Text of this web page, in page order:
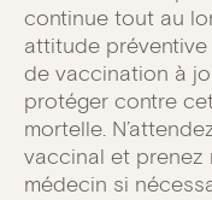
continue tout au
attitude
de vaccination à
protéger contre
mortelle.
vaccinal et
médecin si